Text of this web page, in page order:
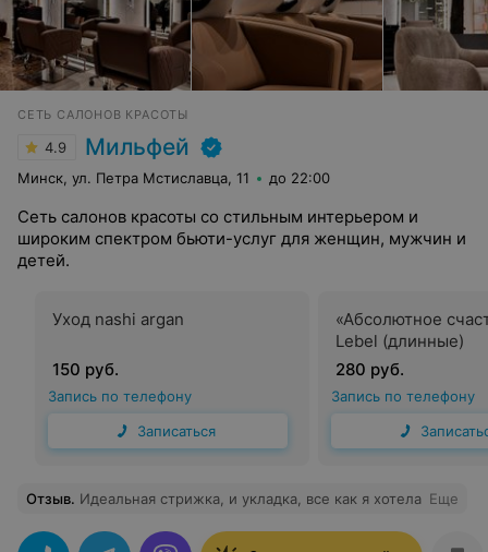
СЕТЬ САЛОНОВ КРАСОТЫ
4.9 Мильфей
Минск, ул. Петра Мстиславца, 11 до 22:00
Сеть салонов красоты со стильным интерьером и
широким спектром бьюти-услуг для женщин, мужчин и
детей.
Уход nashi argan
150 руб.
Запись по телефону
Записаться
«Абсолютное
Lebel (длинные)
280 руб.
Запись по телефону
Отзыв. Идеальная стрижка, и укладка, все как я хотела Еще